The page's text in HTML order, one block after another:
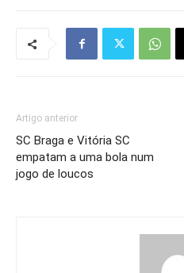
Artigo anterior
SC Braga e Vitória SC
empatam a uma bola num
jogo de loucos